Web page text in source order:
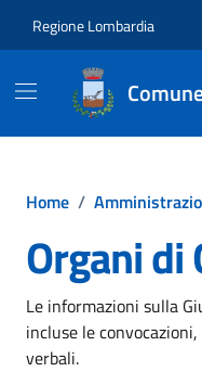
Regione Lombardia
Home /
Organi di
Le informazioni sulla
incluse le
verbali.